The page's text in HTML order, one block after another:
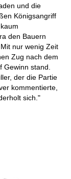
und die
Königsangriff
den Bauern
nur wenig Zeit
Zug nach dem
stand.
der die Partie
kommentierte,
sich."